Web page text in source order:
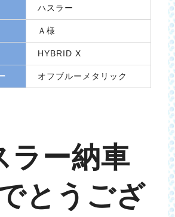
ハスラー
Ａ様
HYBRID X
オフブルーメタリック
ラー納車
とうござ